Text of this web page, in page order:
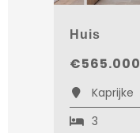
Huis
€565.000
Kaprijke
3